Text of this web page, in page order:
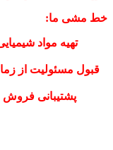
خط مشی ما:
تهیه مواد
قبول مسئولیت از